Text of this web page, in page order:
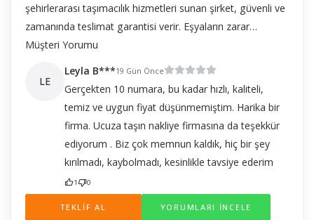
şehirlerarası taşımacılık hizmetleri sunan şirket, güvenli ve
zamanında teslimat garantisi verir. Eşyaların zarar
görmeden taşınabilmesi için profesyonel ekipmanlar ve
uzman kadro ile hizmet verir. Aysa Nakliyat, müşteri
memnuniyetine büyük önem vererek, her türlü taşınma
işlemini hızlı ve güvenli bir şekilde gerçekleştirir. Evden eve
nakliyat, ofis taşımacılığı, eşya depolama ve ambalajlama
gibi hizmetler de sunmaktadır.
Müşteri Yorumu
LE
Leyla B***19 Gün Önce
Gerçekten 10 numara, bu kadar hızlı, kaliteli,
temiz ve uygun fiyat düşünmemiştim. Harika bir
firma. Ucuza taşın nakliye firmasına da teşekkür
ediyorum . Biz çok memnun kaldık, hiç bir şey
kırılmadı, kaybolmadı, kesinlikle tavsiye ederim
1 0
TEKLİF AL YORUMLARI İNCELE